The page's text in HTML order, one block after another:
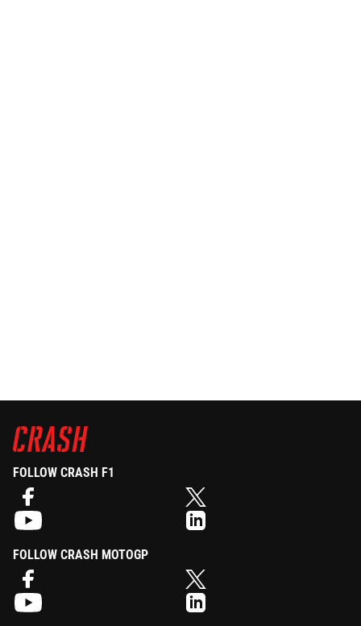
FOLLOW CRASH F1
FOLLOW CRASH MOTOGP